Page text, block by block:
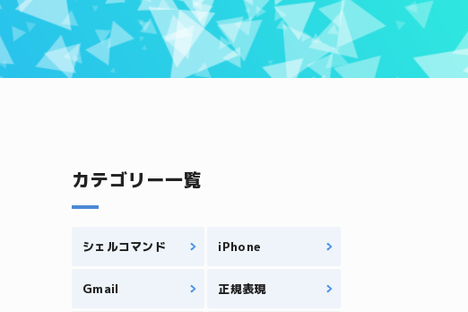
カテゴリー一覧
シェルコマンド iPhone
Gmail 正規表現